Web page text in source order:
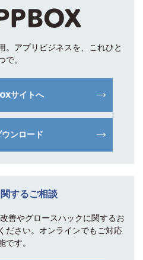
。 アプリビジネスを、これひと
で。
サイトへ
ウンロード
するご相談
善やグロースハックに関するお
ください。オンラインでもご対応
です。